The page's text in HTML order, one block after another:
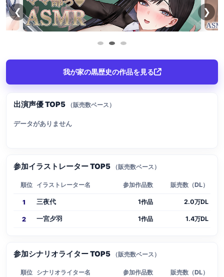
❮ ❯
我が家の黒歴史の作品を見る
出演声優 TOP5 （販売数ベース）
データがありません
参加イラストレーター TOP5 （販売数ベース）
順位 イラストレーター名 参加作品数 販売数（DL）
1 三夜代 1作品 2.0万DL
2 一宮夕羽 1作品 1.4万DL
参加シナリオライター TOP5 （販売数ベース）
順位 シナリオライター名 参加作品数 販売数（DL）